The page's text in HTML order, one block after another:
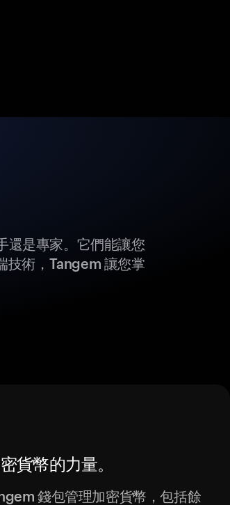
還是專家。它們能讓您
技術，Tangem 讓您掌
貨幣的力量。
錢包管理加密貨幣，包括餘